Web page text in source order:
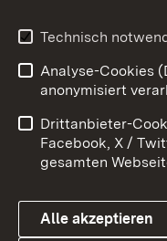
Youtube
Benutzungshinweise
Datenschutz
Technisch
Analyse-Cookies
anonymisiert
Drittanbieter-
Facebook, X /
gesamten
Alle akzeptieren